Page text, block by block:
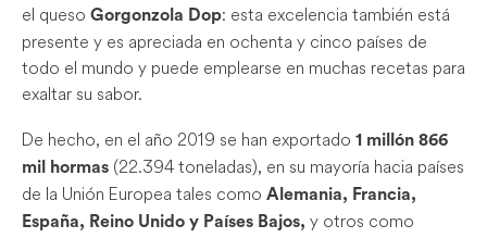
el queso Gorgonzola Dop: esta excelencia también está
presente y es apreciada en ochenta y cinco países de
todo el mundo y puede emplearse en muchas recetas para
exaltar su sabor.
De hecho, en el año 2019 se han exportado 1 millón 866
mil hormas (22.394 toneladas), en su mayoría hacia países
de la Unión Europea tales como Alemania, Francia,
España, Reino Unido y Países Bajos, y otros como